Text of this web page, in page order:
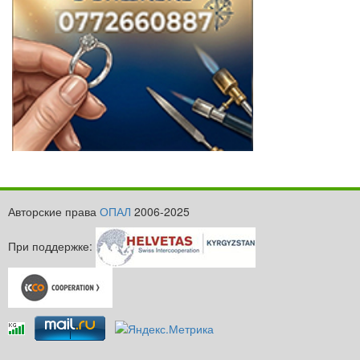
Авторские права ОПАЛ 2006-2025
При поддержке: